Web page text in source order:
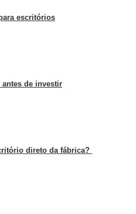
escritórios
de investir
direto da fábrica?